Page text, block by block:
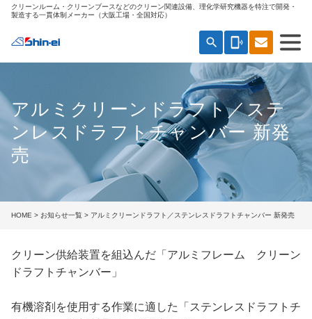
クリーンルーム・クリーンブースなどのクリーン関連設備、理化学研究機器を特注で開発・
製造する一貫体制メーカー（大阪工場・全国対応）
search phonelink_ring
アルミクリーンドラフト／ステ
ンレスドラフトチャンバー 新発
売
HOME > お知らせ一覧 > アルミクリーンドラフト／ステンレスドラフトチャンバー 新発売
クリーン供給装置を組込んだ「アルミフレーム クリーン
ドラフトチャンバー」
有機溶剤を使用する作業に適した「ステンレスドラフトチ